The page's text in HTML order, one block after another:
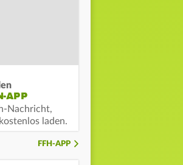
APP
Nachricht,
laden.
FFH-APP